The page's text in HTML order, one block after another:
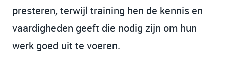
presteren, terwijl training hen de kennis en
vaardigheden geeft die nodig zijn om hun
werk goed uit te voeren.